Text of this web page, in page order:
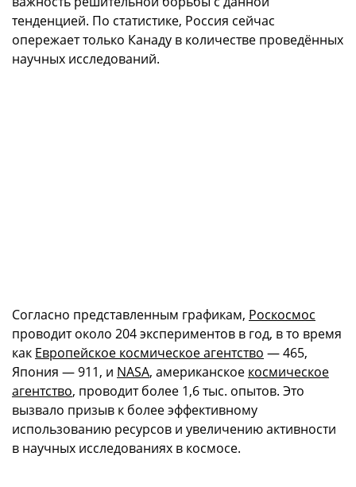
тенденцией. По статистике, Россия сейчас
опережает только Канаду в количестве проведённых
научных исследований.
Согласно представленным графикам, Роскосмос
проводит около 204 экспериментов в год, в то время
как Европейское космическое агентство — 465,
Япония — 911, и NASA, американское космическое
агентство, проводит более 1,6 тыс. опытов. Это
вызвало призыв к более эффективному
использованию ресурсов и увеличению активности
в научных исследованиях в космосе.